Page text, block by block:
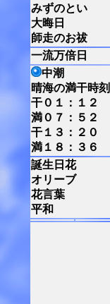
みずのとい
大晦日
師走のお祓
一流万倍日
中潮
晴海の満干時刻
干０１：１２
満０７：５２
干１３：２０
満１８：３６
誕生日花
オリーブ
花言葉
平和